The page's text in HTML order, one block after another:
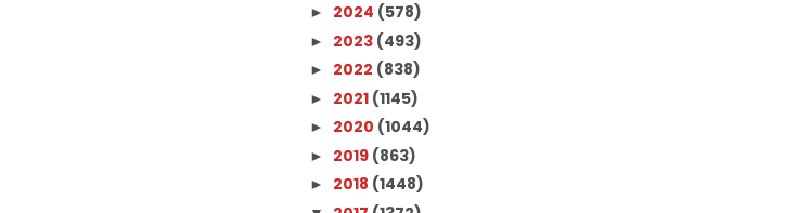
► 2024 (578)
► 2023 (493)
► 2022 (838)
► 2021 (1145)
► 2020 (1044)
► 2019 (863)
► 2018 (1448)